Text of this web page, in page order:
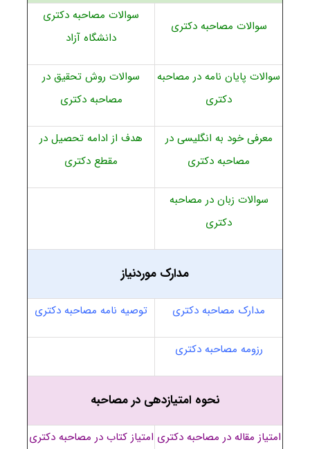
سوالات مصاحبه دکتری
سوالات مصاحبه دکتری
دانشگاه آزاد
سوالات پایان نامه در مصاحبه
دکتری
سوالات روش تحقیق در
مصاحبه دکتری
معرفی خود به انگلیسی در
مصاحبه دکتری
هدف از ادامه تحصیل در
مقطع دکتری
سوالات زبان در مصاحبه
دکتری
مدارک موردنیاز
مدارک مصاحبه دکتری توصیه نامه مصاحبه دکتری
رزومه مصاحبه دکتری
نحوه امتیازدهی در مصاحبه
امتیاز مقاله در مصاحبه دکتری امتیاز کتاب در مصاحبه دکتری